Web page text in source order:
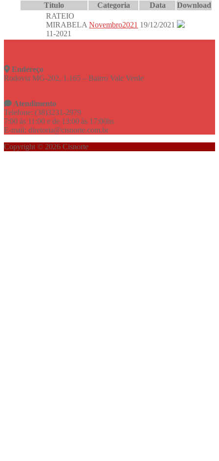
Titulo Categoria Data
Download
RATEIO
MIRABELA
11-2021
Novembro2021 19/12/2021
Endereço
Rodovia MG-202, 1.165 – Bairro Vale Verde
Atendimento
Telefone: (38)3231-2979
7:00 às 11:00 e de 13:00 às 17:00hs
E-mail: diretoria@cisnorte.com.br
Copyright © 2026 Cisnorte